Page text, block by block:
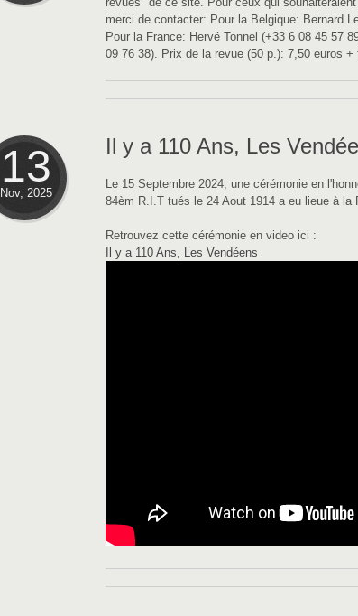
merci de contacter: Pour la Belgique: Bernard
Pour la France: Hervé Tonnel (+33 6 08 45 57
09 76 38). Prix de la revue (50 p.): 7,50 euros
13
Nov, 2025
Il y a 110 Ans, Les
Le 15 Septembre 2024, une cérémonie en
84èm R.I.T tués le 24 Aout 1914 a eu lieue à la
Retrouvez cette cérémonie en video ici :
Il y a 110 Ans, Les Vendéens